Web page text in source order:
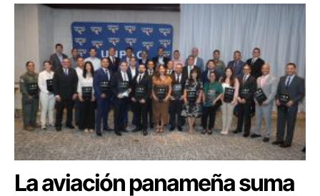
La aviación panameña suma